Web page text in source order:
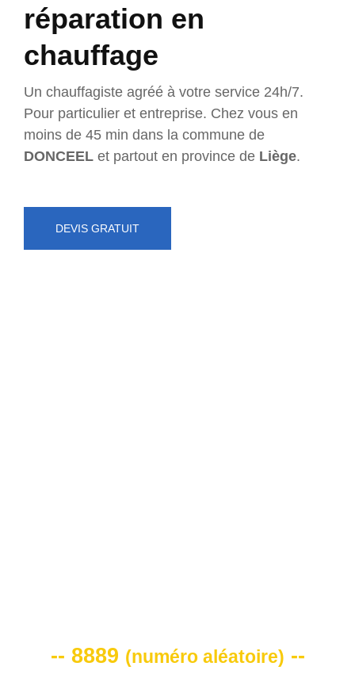
réparation en
chauffage
Un chauffagiste agréé à votre service 24h/7.
Pour particulier et entreprise. Chez vous en
moins de 45 min dans la commune de
DONCEEL et partout en province de Liège.
DEVIS GRATUIT
-- 8889 (numéro aléatoire) --